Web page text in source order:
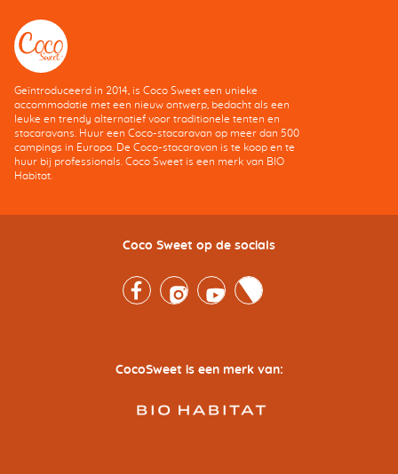
Geïntroduceerd in 2014, is Coco Sweet een unieke
accommodatie met een nieuw ontwerp, bedacht als een
leuke en trendy alternatief voor traditionele tenten en
stacaravans. Huur een Coco-stacaravan op meer dan 500
campings in Europa. De Coco-stacaravan is te koop en te
huur bij professionals. Coco Sweet is een merk van BIO
Habitat.
Coco Sweet op de socials
FacebookInstagramYoutubeTwitter
CocoSweet is een merk van: